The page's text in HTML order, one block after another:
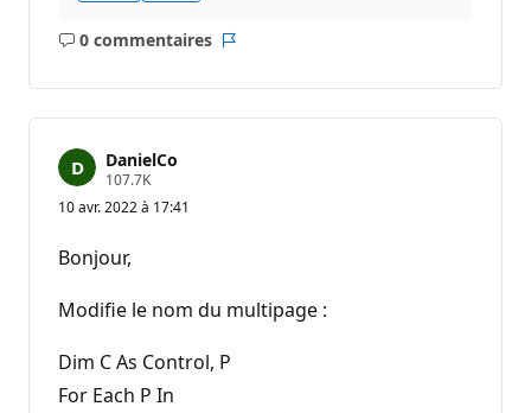
0 commentaires
Aucun
DanielCo
107.7KP
e
r
p
u
t
10 avr. 2022 à 17:41
Bonjour,
Modifie le nom du multipage :
Dim C As Control, P
For Each P In